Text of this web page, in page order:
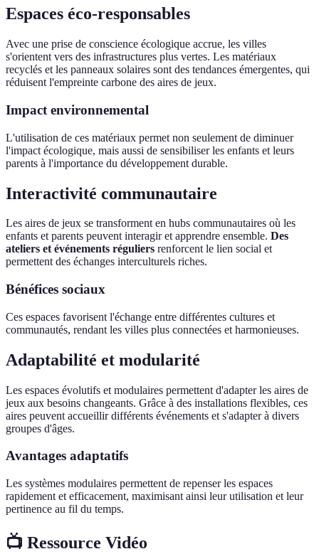
Espaces éco-responsables
Avec une prise de conscience écologique accrue, les villes
s'orientent vers des infrastructures plus vertes. Les matériaux
recyclés et les panneaux solaires sont des tendances émergentes, qui
réduisent l'empreinte carbone des aires de jeux.
Impact environnemental
L'utilisation de ces matériaux permet non seulement de diminuer
l'impact écologique, mais aussi de sensibiliser les enfants et leurs
parents à l'importance du développement durable.
Interactivité communautaire
Les aires de jeux se transforment en hubs communautaires où les
enfants et parents peuvent interagir et apprendre ensemble. Des
ateliers et événements réguliers renforcent le lien social et
permettent des échanges interculturels riches.
Bénéfices sociaux
Ces espaces favorisent l'échange entre différentes cultures et
communautés, rendant les villes plus connectées et harmonieuses.
Adaptabilité et modularité
Les espaces évolutifs et modulaires permettent d'adapter les aires de
jeux aux besoins changeants. Grâce à des installations flexibles, ces
aires peuvent accueillir différents événements et s'adapter à divers
groupes d'âges.
Avantages adaptatifs
Les systèmes modulaires permettent de repenser les espaces
rapidement et efficacement, maximisant ainsi leur utilisation et leur
pertinence au fil du temps.
📺 Ressource Vidéo